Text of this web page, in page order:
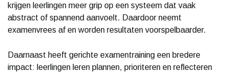
krijgen leerlingen meer grip op een systeem dat vaak
abstract of spannend aanvoelt. Daardoor neemt
examenvrees af en worden resultaten voorspelbaarder.
Daarnaast heeft gerichte examentraining een bredere
impact: leerlingen leren plannen, prioriteren en reflecteren